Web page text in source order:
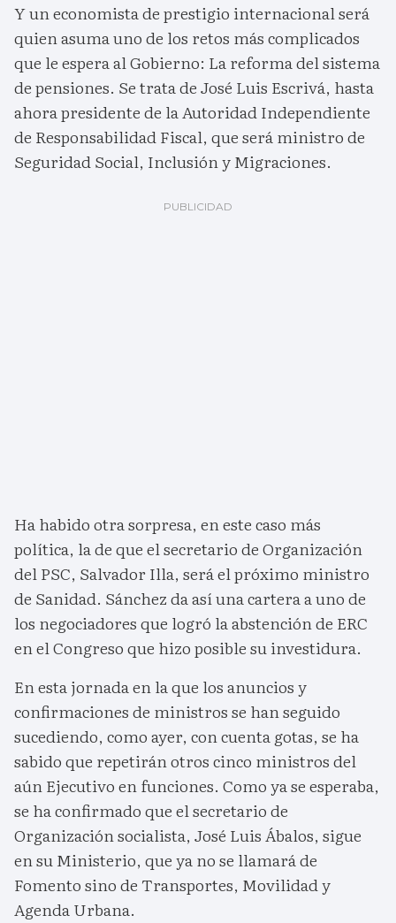
Y un economista de prestigio internacional será
quien asuma uno de los retos más complicados
que le espera al Gobierno: La reforma del sistema
de pensiones. Se trata de José Luis Escrivá, hasta
ahora presidente de la Autoridad Independiente
de Responsabilidad Fiscal, que será ministro de
Seguridad Social, Inclusión y Migraciones.
Ha habido otra sorpresa, en este caso más
política, la de que el secretario de Organización
del PSC, Salvador Illa, será el próximo ministro
de Sanidad. Sánchez da así una cartera a uno de
los negociadores que logró la abstención de ERC
en el Congreso que hizo posible su investidura.
En esta jornada en la que los anuncios y
confirmaciones de ministros se han seguido
sucediendo, como ayer, con cuenta gotas, se ha
sabido que repetirán otros cinco ministros del
aún Ejecutivo en funciones. Como ya se esperaba,
se ha confirmado que el secretario de
Organización socialista, José Luis Ábalos, sigue
en su Ministerio, que ya no se llamará de
Fomento sino de Transportes, Movilidad y
Agenda Urbana.